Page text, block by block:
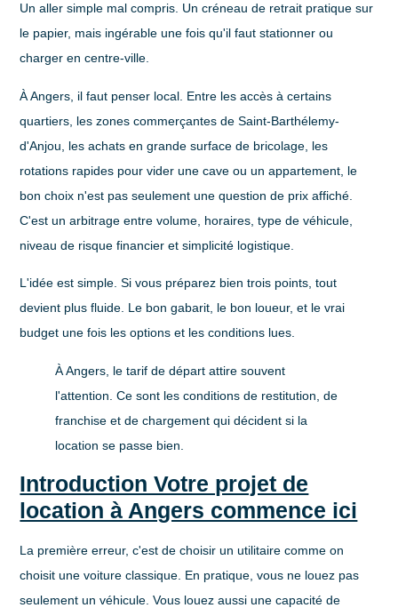
Un aller simple mal compris. Un créneau de retrait pratique sur
le papier, mais ingérable une fois qu'il faut stationner ou
charger en centre-ville.
À Angers, il faut penser local. Entre les accès à certains
quartiers, les zones commerçantes de Saint-Barthélemy-
d'Anjou, les achats en grande surface de bricolage, les
rotations rapides pour vider une cave ou un appartement, le
bon choix n'est pas seulement une question de prix affiché.
C'est un arbitrage entrevolume horaires ,type de véhicule
niveau de risque financier etsimplicité logistique
L'idée est simple. Si vous préparez bien trois points, tout
devient plus fluide. Le bon gabarit, le bon loueur, et le vrai
budget une fois les options et les conditions lues.
À Angers, le tarif de départ attire souvent
l'attention. Ce sont les conditions de restitution, de
franchise et de chargement qui décident si la
location se passe bien.
Introduction Votre projet de
location à Angers commence ici
La première erreur, c'est de choisir un utilitaire comme on
choisit une voiture classique. En pratique, vous ne louez pas
seulement un véhicule. Vous louez aussi unecapacité de